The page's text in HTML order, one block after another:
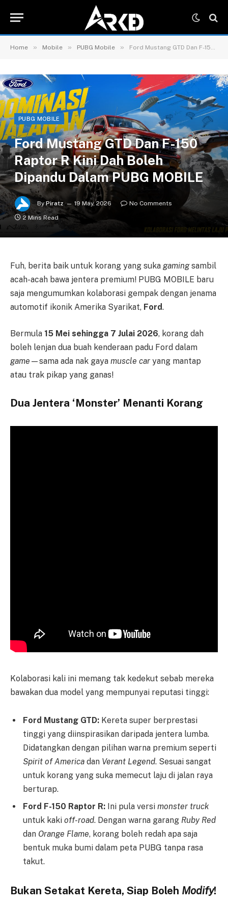
Home » Mobile » PUBG Mobile » Ford Mustang GTD Dan F-150 Raptor R Kini Dah Boleh Dipandu Dalam PUBG MOBILE
PUBG MOBILE
Ford Mustang GTD Dan F-150
Raptor R Kini Dah Boleh
Dipandu Dalam PUBG MOBILE
By Piratz 19 May, 2026
No Comments
2 Mins Read
Fuh, berita baik untuk korang yang suka gamingsambil
acah-acah bawa jentera premium! PUBG MOBILE baru
saja mengumumkan kolaborasi gempak dengan jenama
automotif ikonik Amerika Syarikat, Ford.
Bermula 15 Mei sehingga 7 Julai 2026, korang dah
boleh lenjan dua buah kenderaan padu Ford dalam
game —sama ada nak gaya muscle car yang mantap
atau trak pikap yang ganas!
Dua Jentera ‘Monster’ Menanti Korang
Kolaborasi kali ini memang tak kedekut sebab mereka
bawakan dua model yang mempunyai reputasi tinggi:
Ford Mustang GTD: Kereta super berprestasi
tinggi yang diinspirasikan daripada jentera lumba.
Didatangkan dengan pilihan warna premium seperti
Spirit of America dan Verant Legend. Sesuai sangat
untuk korang yang suka memecut laju di jalan raya
berturap.
Ford F-150 Raptor R: Ini pula versi monster truck
untuk kaki off-road. Dengan warna garang Ruby Red
dan Orange Flame, korang boleh redah apa saja
bentuk muka bumi dalam peta PUBG tanpa rasa
takut.
Bukan Setakat Kereta, Siap Boleh Modify!